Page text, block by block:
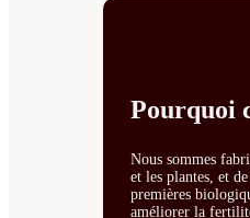
Pourquoi
Nous sommes
et les plantes, et
premières
améliorer la